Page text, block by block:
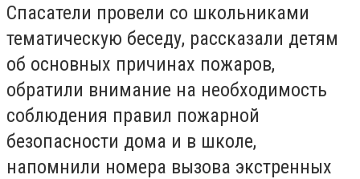
Спасатели провели со школьниками
тематическую беседу, рассказали детям
об основных причинах пожаров,
обратили внимание на необходимость
соблюдения правил пожарной
безопасности дома и в школе,
напомнили номера вызова экстренных